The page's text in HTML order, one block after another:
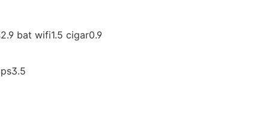
bat wifi1.5 cigar0.9